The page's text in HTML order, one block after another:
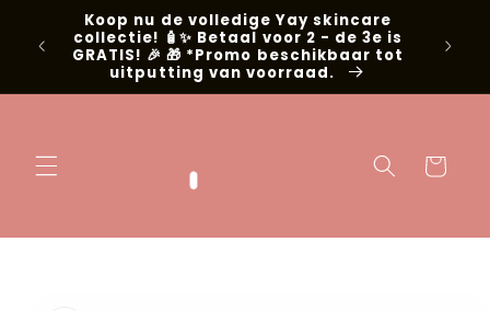
Meteen naar
de content
Koop nu de volledige Yay skincare
collectie! 🧴✨ Betaal voor 2 - de 3e is
GRATIS! 🎉 🎁 *Promo beschikbaar tot
uitputting van voorraad.